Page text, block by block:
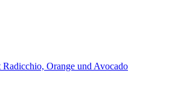
Orange und Avocado